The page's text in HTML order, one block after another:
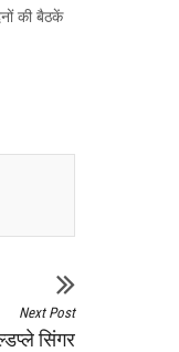
की बैठकें
Next Post
सिंगर